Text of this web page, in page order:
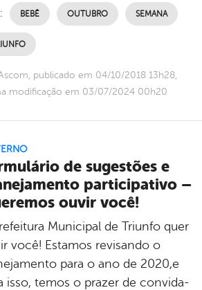
BEBÊ OUTUBRO SEMANA
publicado em 04/10/2018 13h28,
modificação em 03/07/2024 00h20
de sugestões e
participativo –
ouvir você!
Municipal de Triunfo quer
você! Estamos revisando o
para o ano de 2020,e
isso, temos o prazer de convida-